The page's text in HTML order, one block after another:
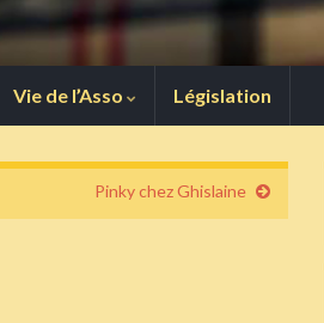
Vie de l’Asso Législation
Pinky chez Ghislaine